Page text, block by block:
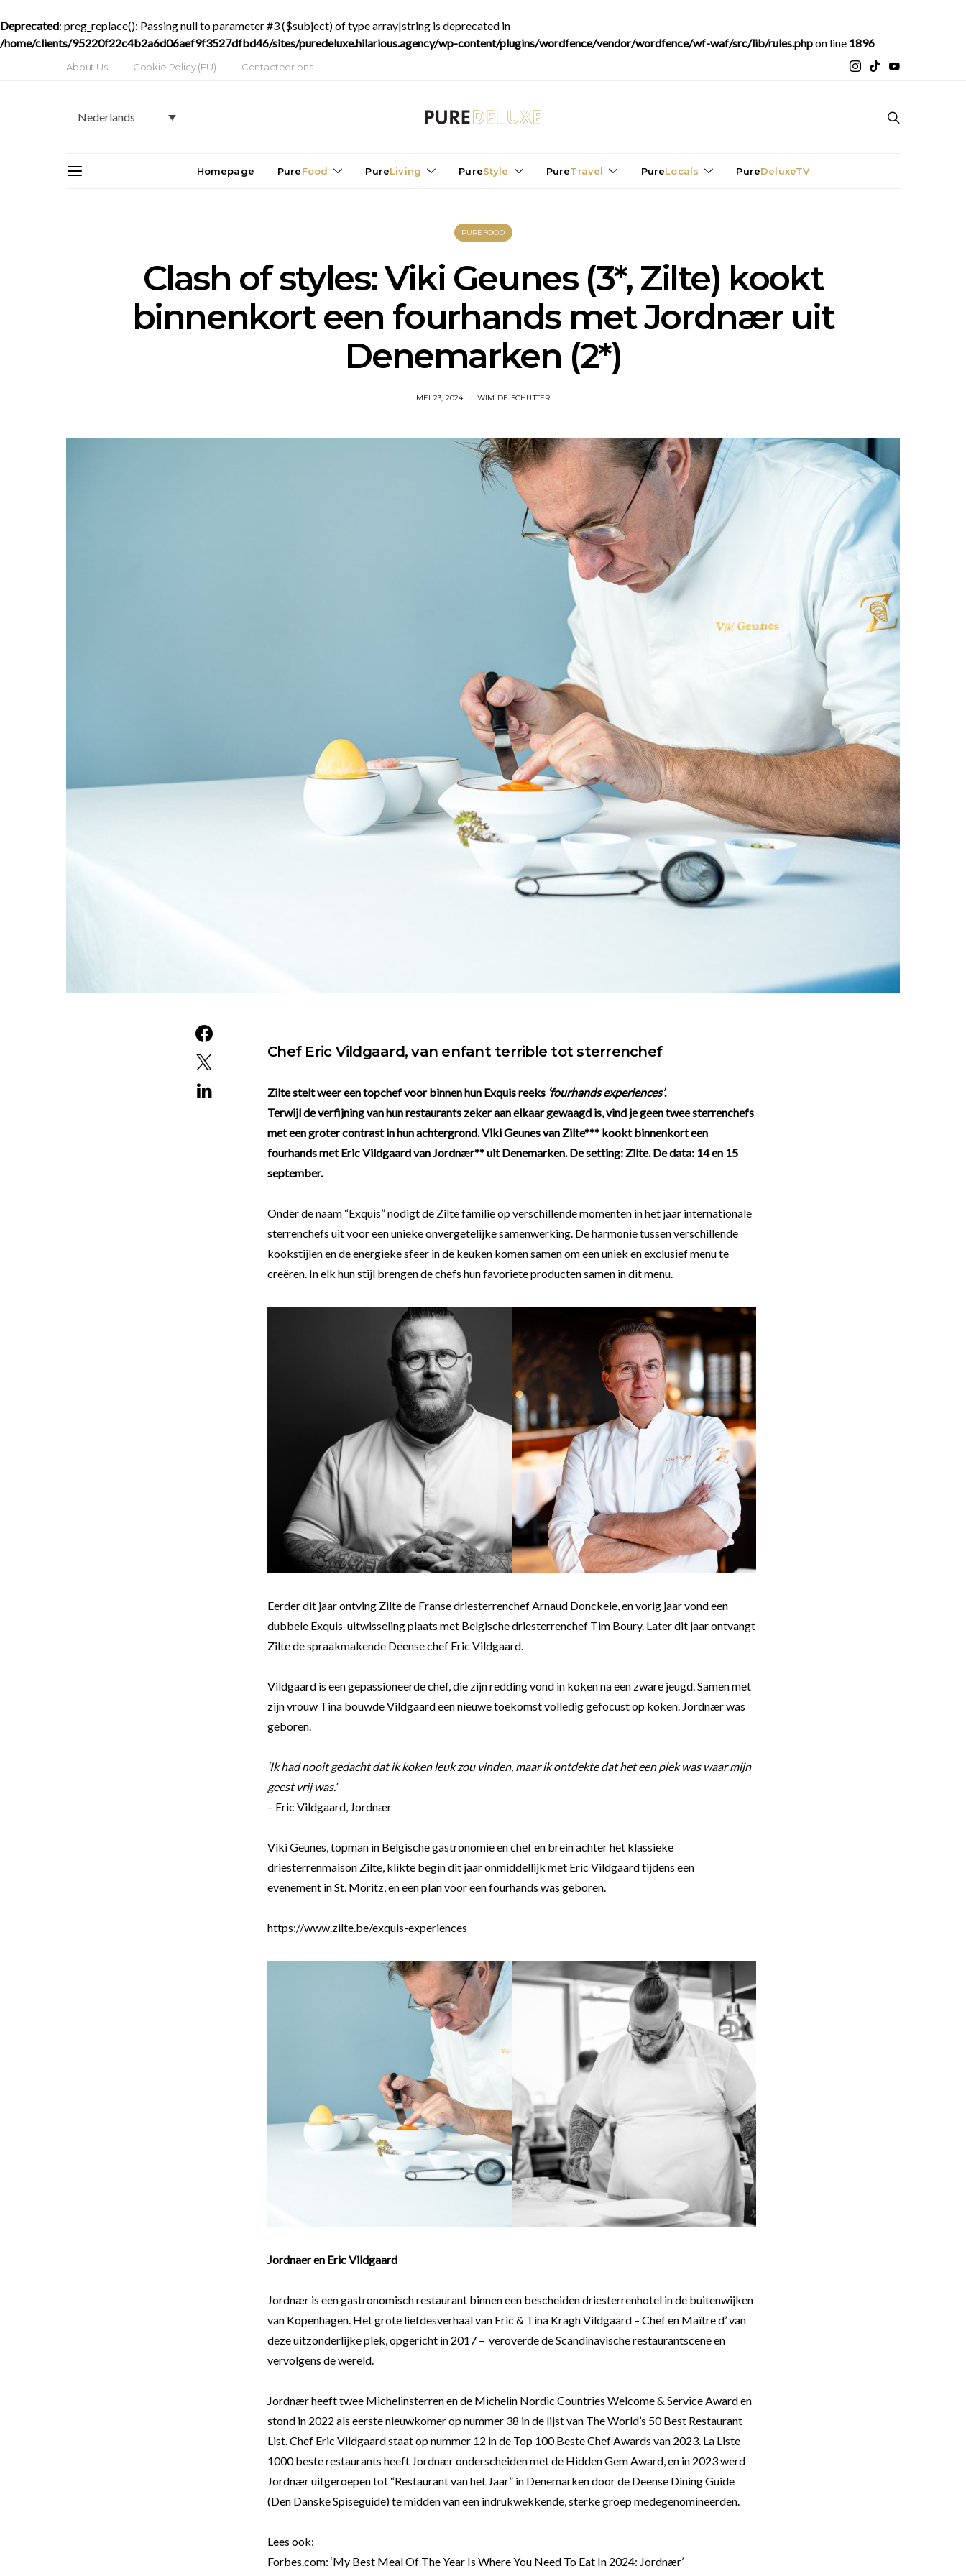
Deprecated: preg_replace(): Passing null to parameter #3 ($subject) of type array|string is deprecated in
/home/clients/95220f22c4b2a6d06aef9f3527dfbd46/sites/puredeluxe.hilarious.agency/wp-content/plugins/wordfence/vendor/wordfence/wf-waf/src/lib/rules.phpon line 1896
About Us Cookie Policy (EU) Contacteer ons
Nederlands
Homepage PureFood PureLiving PureStyle PureTravel PureLocals PureDeluxeTV
PUREFOOD
Clash of styles: Viki Geunes (3*, Zilte) kookt
binnenkort een fourhands met Jordnær uit
Denemarken (2*)
MEI 23, 2024 WIM DE SCHUTTER
Chef Eric Vildgaard, van enfant terrible tot sterrenchef
Zilte stelt weer een topchef voor binnen hun Exquis reeks ‘fourhands experiences’.
Terwijl de verfijning van hun restaurants zeker aan elkaar gewaagd is, vind je geen twee sterrenchefs
met een groter contrast in hun achtergrond. Viki Geunes van Zilte*** kookt binnenkort een
fourhands met Eric Vildgaard van Jordnær** uit Denemarken. De setting: Zilte. De data: 14 en 15
september.
Onder de naam “Exquis” nodigt de Zilte familie op verschillende momenten in het jaar internationale
sterrenchefs uit voor een unieke onvergetelijke samenwerking. De harmonie tussen verschillende
kookstijlen en de energieke sfeer in de keuken komen samen om een uniek en exclusief menu te
creëren. In elk hun stijl brengen de chefs hun favoriete producten samen in dit menu.
Eerder dit jaar ontving Zilte de Franse driesterrenchef Arnaud Donckele, en vorig jaar vond een
dubbele Exquis-uitwisseling plaats met Belgische driesterrenchef Tim Boury. Later dit jaar ontvangt
Zilte de spraakmakende Deense chef Eric Vildgaard.
Vildgaard is een gepassioneerde chef, die zijn redding vond in koken na een zware jeugd. Samen met
zijn vrouw Tina bouwde Vildgaard een nieuwe toekomst volledig gefocust op koken. Jordnær was
geboren.
‘Ik had nooit gedacht dat ik koken leuk zou vinden, maar ik ontdekte dat het een plek was waar mijn
geest vrij was.’
– Eric Vildgaard, Jordnær
Viki Geunes, topman in Belgische gastronomie en chef en brein achter het klassieke
driesterrenmaison Zilte, klikte begin dit jaar onmiddellijk met Eric Vildgaard tijdens een
evenement in St. Moritz, en een plan voor een fourhands was geboren.
https://www.zilte.be/exquis-experiences
Jordnaer en Eric Vildgaard
Jordnær is een gastronomisch restaurant binnen een bescheiden driesterrenhotel in de buitenwijken
van Kopenhagen. Het grote liefdesverhaal van Eric & Tina Kragh Vildgaard – Chef en Maître d’ van
deze uitzonderlijke plek, opgericht in 2017 – veroverde de Scandinavische restaurantscene en
vervolgens de wereld.
Jordnær heeft twee Michelinsterren en de Michelin Nordic Countries Welcome & Service Award en
stond in 2022 als eerste nieuwkomer op nummer 38 in de lijst van The World’s 50 Best Restaurant
List. Chef Eric Vildgaard staat op nummer 12 in de Top 100 Beste Chef Awards van 2023. La Liste
1000 beste restaurants heeft Jordnær onderscheiden met de Hidden Gem Award, en in 2023 werd
Jordnær uitgeroepen tot “Restaurant van het Jaar” in Denemarken door de Deense Dining Guide
(Den Danske Spiseguide) te midden van een indrukwekkende, sterke groep medegenomineerden.
Lees ook:
Forbes.com: ‘My Best Meal Of The Year Is Where You Need To Eat In 2024: Jordnær’